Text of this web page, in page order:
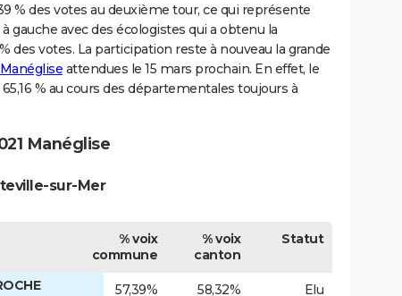
% des votes au deuxième tour, ce qui représente
gauche avec des écologistes qui a obtenu la
des votes. La participation reste à nouveau la grande
attendues le 15 mars prochain. En effet, le
% au cours des départementales toujours à
Manéglise
sur-Mer
% voix
commune
% voix
canton
Statut
57,39% 58,32% Elu